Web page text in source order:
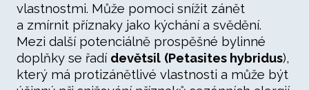
vlastnostmi. Může pomoci snížit zánět
a zmírnit příznaky jako kýchání a svědění.
Mezi další potenciálně prospěšné bylinné
doplňky se řadí devětsil (Petasites hybridus),
který má protizánětlivé vlastnosti a může být